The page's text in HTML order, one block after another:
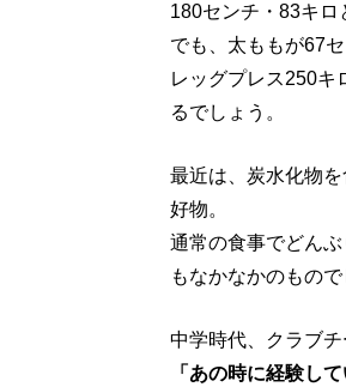
180センチ・83キロ
でも、太ももが67
レッグプレス250キ
るでしょう。
最近は、炭水化物
好物。
通常の食事でどん
もなかなかのもので
中学時代、クラブ
「あの時に経験し